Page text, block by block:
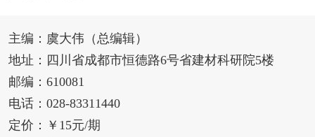
主编：虞大伟（总编辑）
地址：四川省成都市恒德路6号省建材科研院5楼
邮编：610081
电话：028-83311440
定价：￥15元/期